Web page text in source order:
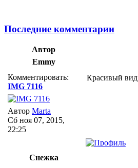
Последние комментарии
Автор
Emmy
Комментировать:
IMG 7116
Автор Marta
Сб ноя 07, 2015,
22:25
Красивый вид
Снежка